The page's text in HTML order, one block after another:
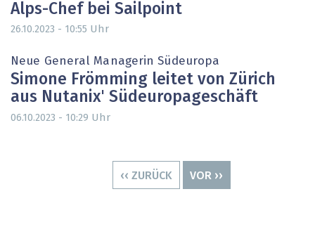
Alps-Chef bei Sailpoint
26.10.2023 - 10:55 Uhr
Neue General Managerin Südeuropa
Simone Frömming leitet von Zürich
aus Nutanix' Südeuropageschäft
06.10.2023 - 10:29 Uhr
VORHERIGE
‹‹ ZURÜCK
NÄCHSTE
VOR ››